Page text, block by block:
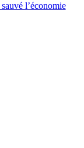
l’économie